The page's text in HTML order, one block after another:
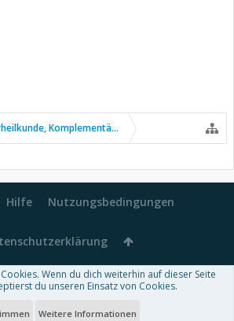
Komplementär- u. Alternativmedizin
Hilfe Nutzungsbedingungen
by XenForo™-Deutsch von xenDach
designed byThemeHouse
Wenn du dich weiterhin auf dieser Seite
du unseren Einsatz von Cookies.
Weitere Informationen